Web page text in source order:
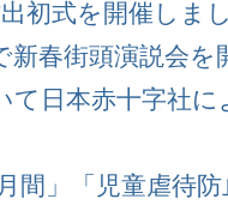
初式を開催しま
新春街頭演説会を
て日本赤十字社
間」「児童虐待